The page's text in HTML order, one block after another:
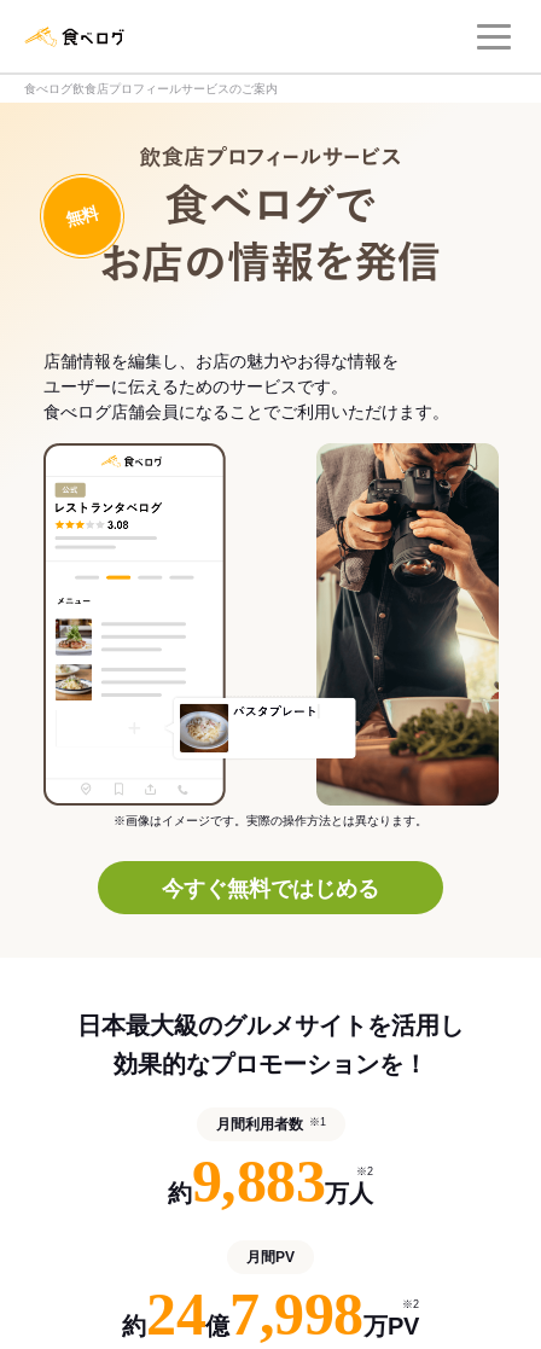
食べログ飲食店プロフィールサービスのご案内
無料
店舗情報を編集し、お店の魅力やお得な情報を
ユーザーに伝えるためのサービスです。
食べログ店舗会員になることでご利用いただけます。
※画像はイメージです。実際の操作方法とは異なります。
今すぐ無料ではじめる
日本最大級のグルメサイトを活用し
効果的なプロモーションを！
月間利用者数 ※1
約9,883万人
※2
月間PV
約24億7,998万PV
※2